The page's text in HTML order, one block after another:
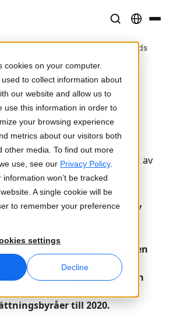
cookies on your computer.
to collect information about
our website and allow us to
use this information in order to
your browsing experience
metrics about our visitors both
other media. To find out more
use, see our Privacy Policy.
won’t be tracked
A single cookie will be
to remember your preference
settings
Decline
precision
var som helst
varje skärm
outsourcingtjänster
globalt
i linje med ert varumärke
gjord enkel
i realtid
i stor skala
kunder
innehåll
strategier
förvärvar Livewords
Livewords
följer sin externa
expanderar på den
i och med förvärvet av
- den ledande leverantören av
översättningar i Europa -
ett nytt förvärv som
koncernens närvaro i den
regionen. Detta förvärv visar
sin utvecklingsstrategi från
till 2020.